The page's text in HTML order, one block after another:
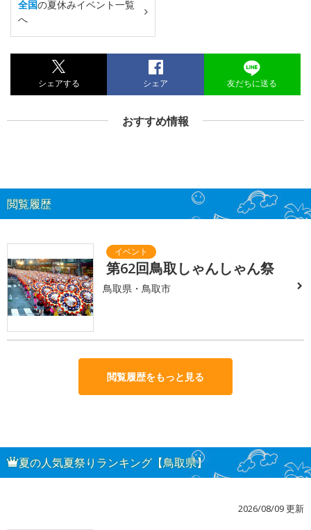
全国の夏休みイベント一覧
へ
シェアする シェア 友だちに送る
おすすめ情報
閲覧履歴
第62回鳥取しゃんしゃん祭
鳥取県・鳥取市
閲覧履歴をもっと見る
夏の人気夏祭りランキング【鳥取県】
2026/08/09 更新